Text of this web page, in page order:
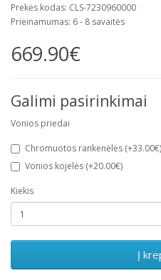
Prekės kodas: CLS-7230960000
Prieinamumas: 6 - 8 savaitės
669.90€
Galimi pasirinkimai
Vonios priedai
Chromuotos rankenėlės (+33.00€)
Vonios kojelės (+20.00€)
Kiekis
Į